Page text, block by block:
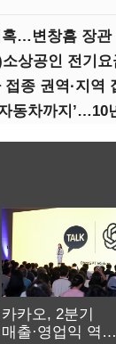
카카오, 2분기
매출·영업익 역대